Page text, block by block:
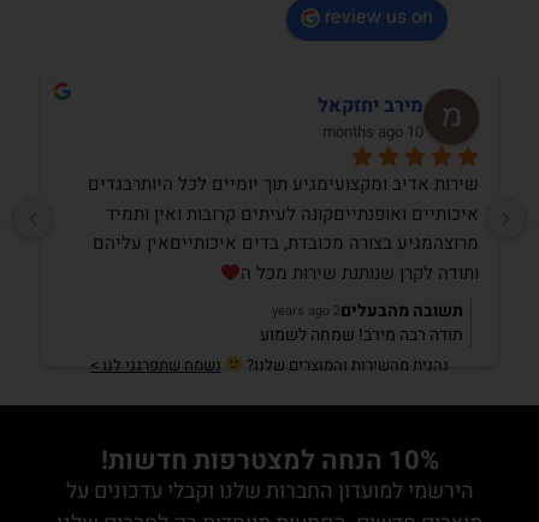
review us on
מירב יחזקאל
10 months ago
ותודה לקרן שנותנת שירות מכל ה
תשובה מהבעלים2 years ago
תודה רבה מירב! שמחה לשמוע
נהנית מהשירות והמוצרים שלנו? נשמח שתפרגני לנו >
10% הנחה למצטרפות חדשות!
הירשמי למועדון החברות שלנו וקבלי עדכונים על